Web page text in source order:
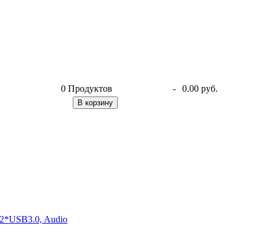
0 Продуктов - 0.00 руб.
В корзину
Audio